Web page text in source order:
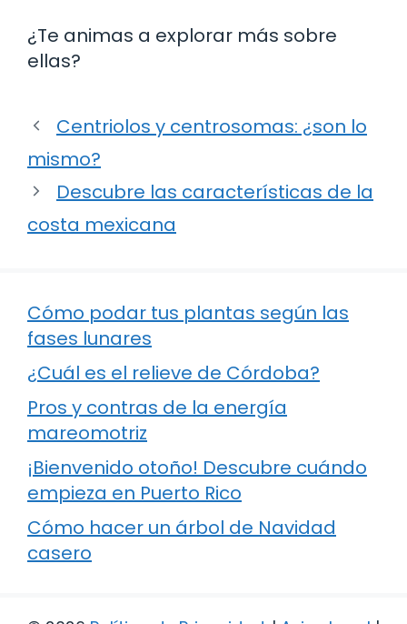
¿Te animas a explorar más sobre
ellas?
Centriolos y centrosomas: ¿son lo
mismo?
Descubre las características de la
costa mexicana
Cómo podar tus plantas según las
fases lunares
¿Cuál es el relieve de Córdoba?
Pros y contras de la energía
mareomotriz
¡Bienvenido otoño! Descubre cuándo
empieza en Puerto Rico
Cómo hacer un árbol de Navidad
casero